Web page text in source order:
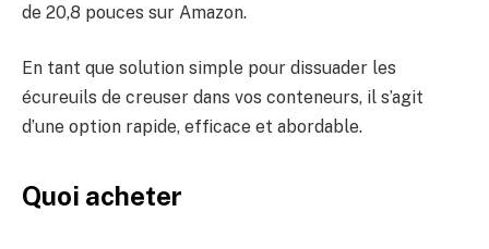
de 20,8 pouces sur Amazon.
En tant que solution simple pour dissuader les
écureuils de creuser dans vos conteneurs, il s’agit
d’une option rapide, efficace et abordable.
Quoi acheter